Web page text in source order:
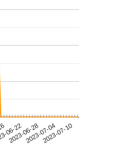
06-22
2023-06-282023-07-042023-07-10